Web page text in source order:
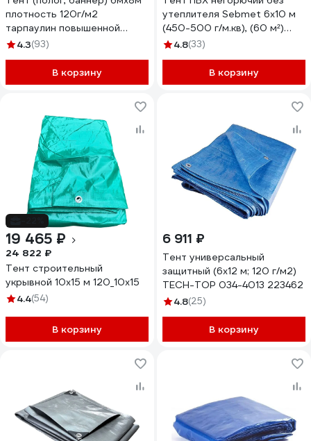
плотность 120г/м2
тарпаулин повышенной
плотности строительный,
УФ-стабилизация, синий
GAVIAL 371
4.3(93)
В корзину
утеплителя Sebmet 6x10 м
(450-500 г/м.кв), (60 м²)
TD0790450610П
4.8(33)
В корзину
19 465 ₽
24 822 ₽
Тент строительный
укрывной 10х15 м 120_10х15
4.4(54)
В корзину
6 911 ₽
Тент универсальный
защитный (6х12 м; 120 г/м2)
TECH-TOP 034-4013 223462
4.8(25)
В корзину